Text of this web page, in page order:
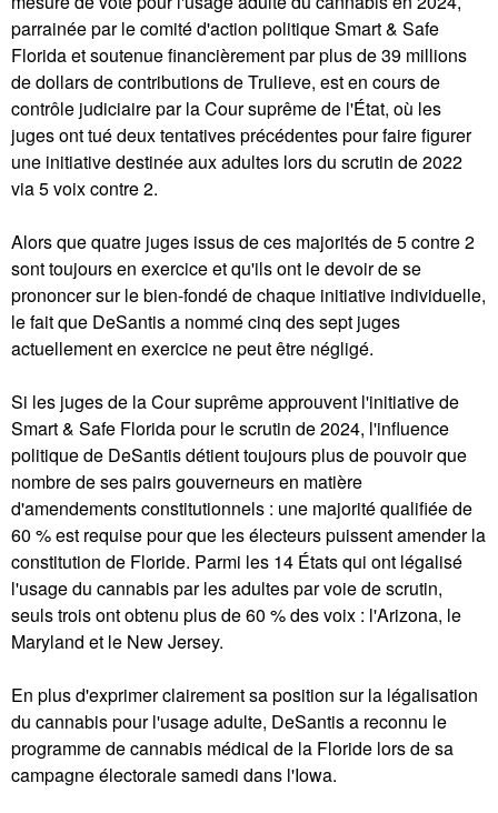
parrainée par le comité d'action politique Smart & Safe
Florida et soutenue financièrement par plus de 39 millions
de dollars de contributions de Trulieve, est en cours de
contrôle judiciaire par la Cour suprême de l'État, où les
juges ont tué deux tentatives précédentes pour faire figurer
une initiative destinée aux adultes lors du scrutin de 2022
via 5 voix contre 2.
Alors que quatre juges issus de ces majorités de 5 contre 2
sont toujours en exercice et qu'ils ont le devoir de se
prononcer sur le bien-fondé de chaque initiative individuelle,
le fait que DeSantis a nommé cinq des sept juges
actuellement en exercice ne peut être négligé.
Si les juges de la Cour suprême approuvent l'initiative de
Smart & Safe Florida pour le scrutin de 2024, l'influence
politique de DeSantis détient toujours plus de pouvoir que
nombre de ses pairs gouverneurs en matière
d'amendements constitutionnels : une majorité qualifiée de
60 % est requise pour que les électeurs puissent amender la
constitution de Floride. Parmi les 14 États qui ont légalisé
l'usage du cannabis par les adultes par voie de scrutin,
seuls trois ont obtenu plus de 60 % des voix : l'Arizona, le
Maryland et le New Jersey.
En plus d'exprimer clairement sa position sur la légalisation
du cannabis pour l'usage adulte, DeSantis a reconnu le
programme de cannabis médical de la Floride lors de sa
campagne électorale samedi dans l'Iowa.